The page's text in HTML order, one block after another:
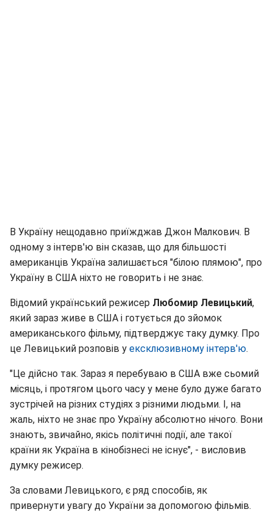
В Україну нещодавно приїжджав Джон Малкович. В
одному з інтерв'ю він сказав, що для більшості
американців Україна залишається "білою плямою", про
Україну в США ніхто не говорить і не знає.
Відомий український режисер Любомир Левицький,
який зараз живе в США і готується до зйомок
американського фільму, підтверджує таку думку. Про
це Левицький розповів у ексклюзивному інтерв'ю.
"Це дійсно так. Зараз я перебуваю в США вже сьомий
місяць, і протягом цього часу у мене було дуже багато
зустрічей на різних студіях з різними людьми. І, на
жаль, ніхто не знає про Україну абсолютно нічого. Вони
знають, звичайно, якісь політичні події, але такої
країни як Україна в кінобізнесі не існує", - висловив
думку режисер.
За словами Левицького, є ряд способів, як
привернути увагу до України за допомогою фільмів.